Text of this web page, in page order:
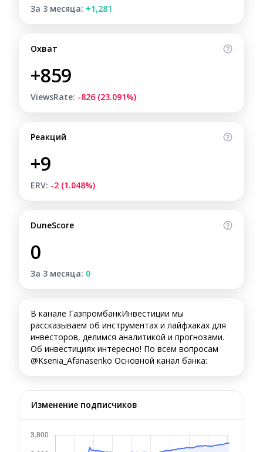
За 3 месяца: +1,281
Охват
+859
ViewsRate: -826 (23.091%)
Реакций
+9
ERV: -2 (1.048%)
DuneScore
0
За 3 месяца: 0
В канале ГазпромбанкИнвестиции мы
рассказываем об инструментах и лайфхаках для
инвесторов, делимся аналитикой и прогнозами.
Об инвестициях интересно! По всем вопросам
@Ksenia_Afanasenko Основной канал банка:
Изменение подписчиков